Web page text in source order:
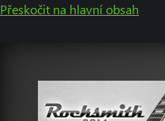
Přeskočit na hlavní obsah